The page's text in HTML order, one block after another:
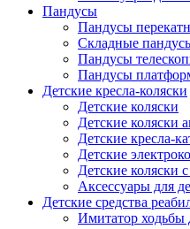
Пандусы
Пандусы
Складные
Пандусы
Пандусы
Детские кресла-коляски
Детские коляски
Детские коляски
Детские кресла-
Детские
Детские коляски
Аксессуары для
Детские средства
Имитатор ходьбы